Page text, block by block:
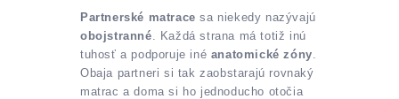
Partnerské matrace sa niekedy nazývajú
obojstranné . Každá strana má totiž inú
tuhosť a podporuje iné anatomické zóny
Obaja partneri si tak zaobstarajú rovnaký
matrac a doma si ho jednoducho otočia